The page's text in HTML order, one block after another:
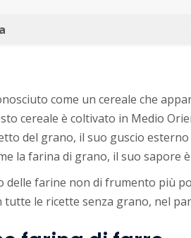
come un cereale che
cereale è coltivato in Medio
del grano, il suo guscio
la farina di grano, il suo sapore
delle farine non di frumento più
tutte le ricette senza grano, nel